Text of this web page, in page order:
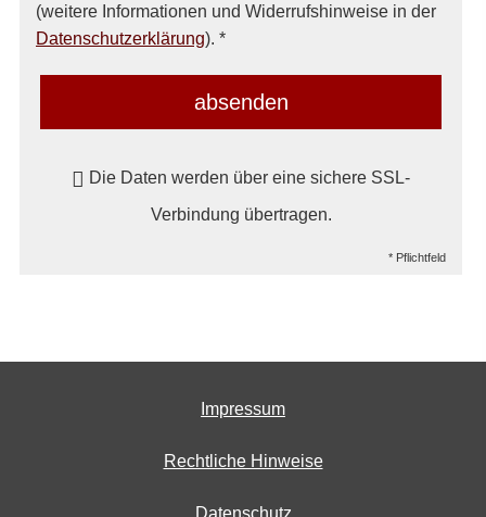
(weitere Informationen und Widerrufshinweise in der
Datenschutzerklärung). *
absenden
Die Daten werden über eine sichere SSL-
Verbindung übertragen.
* Pflichtfeld
Impressum
Rechtliche Hinweise